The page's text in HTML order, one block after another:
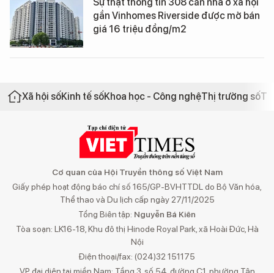
gần Vinhomes Riverside được mở bán
giá 16 triệu đồng/m2
Xã hội sốKinh tế sốKhoa học - Công nghệThị trường số
Cơ quan của Hội Truyền thông số Việt Nam
Giấy phép hoạt động báo chí số 165/GP-BVHTTDL do Bộ Văn hóa,
Thể thao và Du lịch cấp ngày 27/11/2025
Tổng Biên tập: Nguyễn Bá Kiên
Tòa soạn: LK16-18, Khu đô thị Hinode Royal Park, xã Hoài Đức, Hà
Nội
Điện thoại/fax: (024)32 151175